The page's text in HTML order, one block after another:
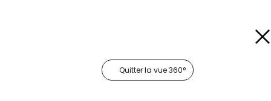
Quitter la vue 360°